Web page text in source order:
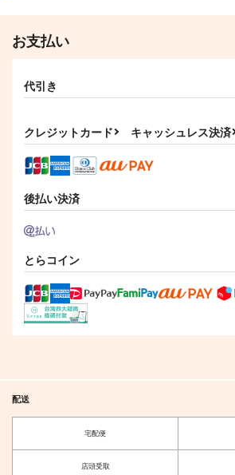
ました？
平々凡々
944円 （税込）
影山飛雄×日向翔陽
サンプル
眠眠民
787円
俺達のデート挑戦記
影山飛雄×日向翔陽
サンプル
専売 572円（税込）
リフレイン2
Daicon
ハイキュー!!
影山飛雄×日向翔陽
も！
お支払い
代引き
クレジットカード キャッシュレス決済
後払い決済
とらコイン
配送
宅配便
店頭受取